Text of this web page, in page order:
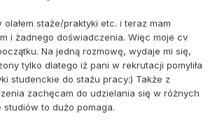
staże/praktyki etc. i teraz mam
i żadnego doświadczenia. Więc moje cv
Na jedną rozmowę, wydaje mi się,
tylko dlatego iż pani w rekrutacji pomyliła
studenckie do stażu pracy:) Także z
zachęcam do udzielania się w różnych
to dużo pomaga.